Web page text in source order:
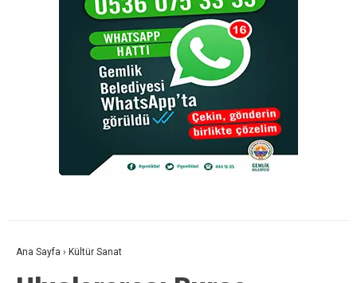
Ana Sayfa › Kültür Sanat